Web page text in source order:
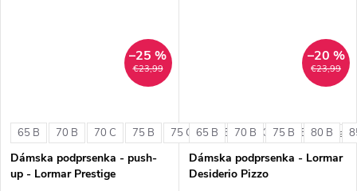
€23,99
–25 %
65 B 70 B 70 C 75 B 75 C 80 B 80 C 85 B +
Dámska podprsenka - push-
up - Lormar Prestige
€23,99
–20 %
65 B 70 B 75 B 80 B
Dámska podprsenka - Lormar
Desiderio Pizzo